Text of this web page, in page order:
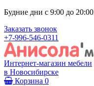
Будние дни с 9:00 до
Заказать звонок
+7-996-546-0311
Интернет-магазин мебели
в Новосибирске
Корзина 0